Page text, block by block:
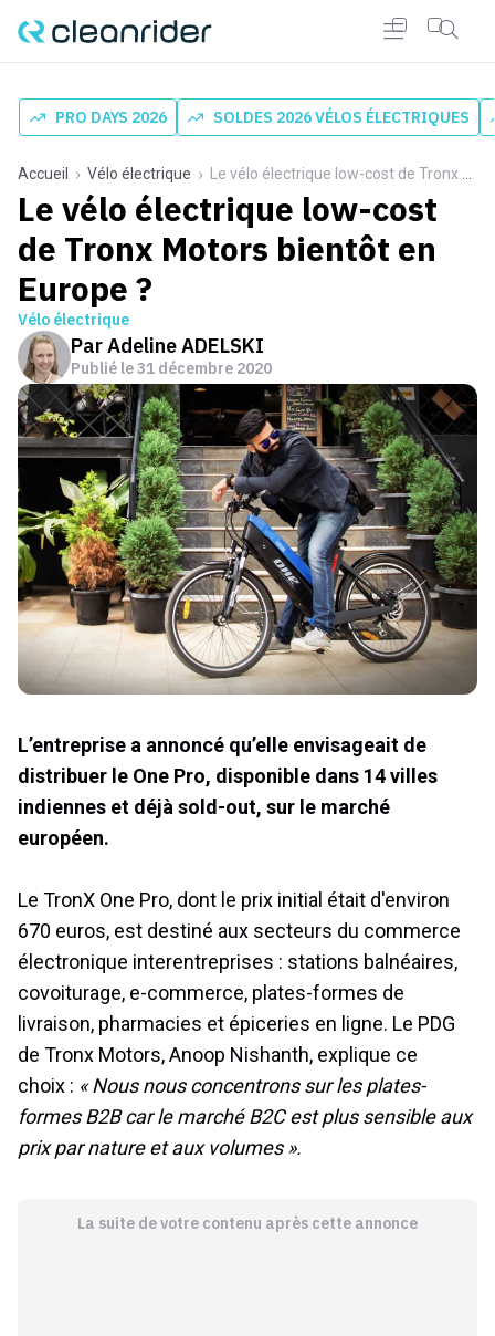
PRO DAYS 2026 SOLDES 2026 VÉLOS ÉLECTRIQUES
Accueil Vélo électrique Le vélo électrique low-cost de Tronx Motors bientôt en Europe ?
Le vélo électrique low-cost
de Tronx Motors bientôt en
Europe ?
Vélo électrique
ParAdeline ADELSKI
Publié le31 décembre 2020
L’entreprise a annoncé qu’elle envisageait de
distribuer le One Pro, disponible dans 14 villes
indiennes et déjà sold-out, sur le marché
européen.
Le TronX One Pro, dont le prix initial était d'environ
670 euros, est destiné aux secteurs du commerce
électronique interentreprises : stations balnéaires,
covoiturage, e-commerce, plates-formes de
livraison, pharmacies et épiceries en ligne. Le PDG
de Tronx Motors, Anoop Nishanth, explique ce
choix : « Nous nous concentrons sur les plates-
formes B2B car le marché B2C est plus sensible aux
prix par nature et aux volumes ».
La suite de votre contenu après cette annonce